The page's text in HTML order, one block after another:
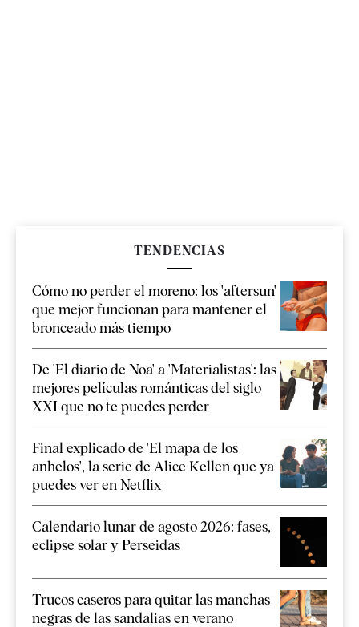
TENDENCIAS
Cómo no perder el moreno: los 'aftersun'
que mejor funcionan para mantener el
bronceado más tiempo
De 'El diario de Noa' a 'Materialistas': las
mejores películas románticas del siglo
XXI que no te puedes perder
Final explicado de 'El mapa de los
anhelos', la serie de Alice Kellen que ya
puedes ver en Netflix
Calendario lunar de agosto 2026: fases,
eclipse solar y Perseidas
Trucos caseros para quitar las manchas
negras de las sandalias en verano